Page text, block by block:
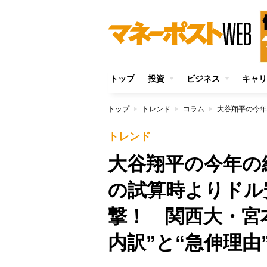
トップ 投資 ビジネス キャ
トップ トレンド コラム
トレンド
大谷翔平の今年
の試算時よりド
撃！ 関西大・宮
内訳”と“急伸理由